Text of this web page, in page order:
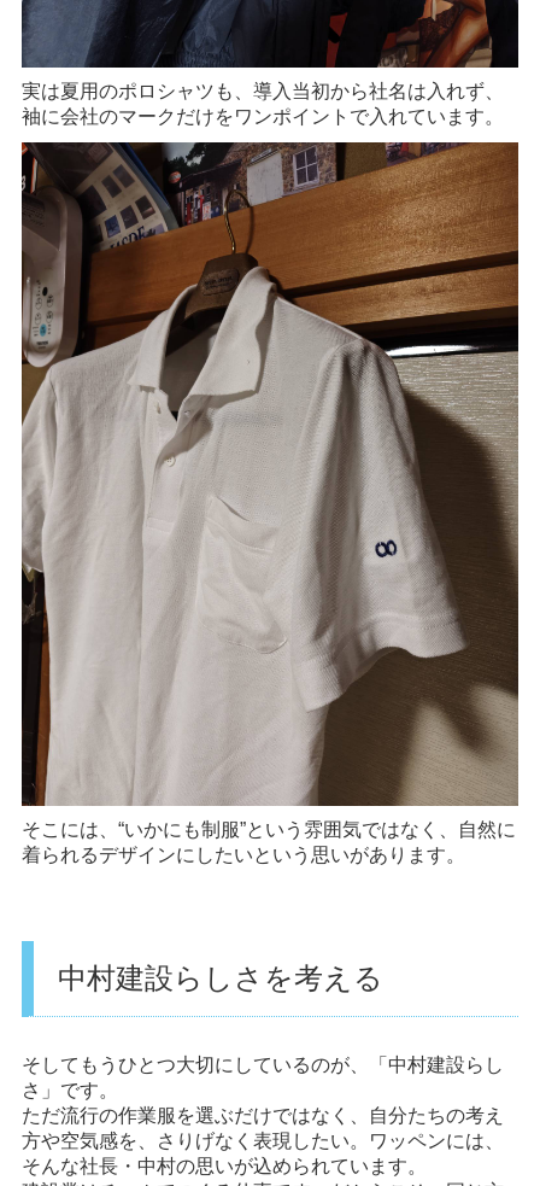
実は夏用のポロシャツも、導入当初から社名は入れず、
袖に会社のマークだけをワンポイントで入れています。
そこには、“いかにも制服”という雰囲気ではなく、自然に
着られるデザインにしたいという思いがあります。
中村建設らしさを考える
そしてもうひとつ大切にしているのが、「中村建設らし
さ」です。
ただ流行の作業服を選ぶだけではなく、自分たちの考え
方や空気感を、さりげなく表現したい。ワッペンには、
そんな社長・中村の思いが込められています。